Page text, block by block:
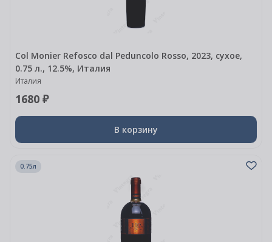
Col Monier Refosco dal Peduncolo Rosso, 2023, сухое,
0.75 л., 12.5%, Италия
Италия
1680 ₽
В корзину
0.75л